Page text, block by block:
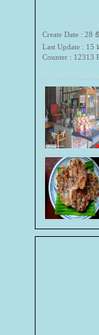
Create Date : 28
Last Update : 15
Counter : 12313